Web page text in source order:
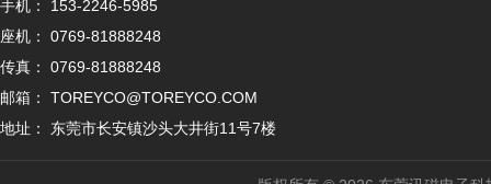
手机： 153-2246-5985
座机： 0769-81888248
传真： 0769-81888248
邮箱： TOREYCO@TOREYCO.COM
地址： 东莞市长安镇沙头大井街11号7楼